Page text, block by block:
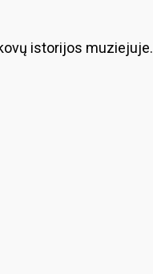
istorijos muziejuje.